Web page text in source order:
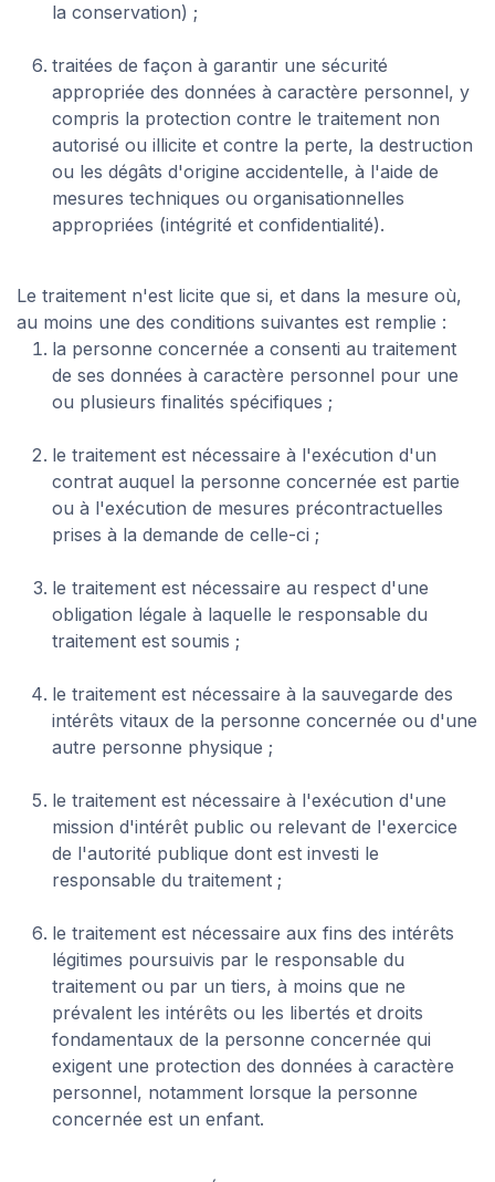
la conservation) ;
traitées de façon à garantir une sécurité
appropriée des données à caractère personnel, y
compris la protection contre le traitement non
autorisé ou illicite et contre la perte, la destruction
ou les dégâts d'origine accidentelle, à l'aide de
mesures techniques ou organisationnelles
appropriées (intégrité et confidentialité).
Le traitement n'est licite que si, et dans la mesure où,
au moins une des conditions suivantes est remplie :
la personne concernée a consenti au traitement
de ses données à caractère personnel pour une
ou plusieurs finalités spécifiques ;
le traitement est nécessaire à l'exécution d'un
contrat auquel la personne concernée est partie
ou à l'exécution de mesures précontractuelles
prises à la demande de celle-ci ;
le traitement est nécessaire au respect d'une
obligation légale à laquelle le responsable du
traitement est soumis ;
le traitement est nécessaire à la sauvegarde des
intérêts vitaux de la personne concernée ou d'une
autre personne physique ;
le traitement est nécessaire à l'exécution d'une
mission d'intérêt public ou relevant de l'exercice
de l'autorité publique dont est investi le
responsable du traitement ;
le traitement est nécessaire aux fins des intérêts
légitimes poursuivis par le responsable du
traitement ou par un tiers, à moins que ne
prévalent les intérêts ou les libertés et droits
fondamentaux de la personne concernée qui
exigent une protection des données à caractère
personnel, notamment lorsque la personne
concernée est un enfant.